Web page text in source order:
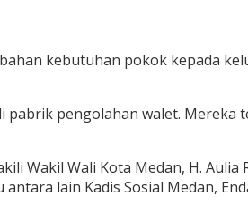
kebutuhan pokok kepada
pengolahan walet.
Wakil Wali Kota Medan, H.
lain Kadis Sosial Medan,